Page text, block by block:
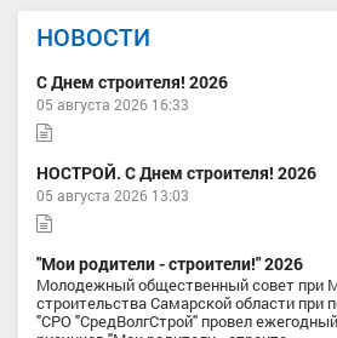
НОВОСТИ
С Днем строителя! 2026
05 августа 2026 16:33
НОСТРОЙ. С Днем строителя! 2026
05 августа 2026 13:03
"Мои родители - строители!" 2026
Молодежный общественный совет при
строительства Самарской области при
"СРО "СредВолгСтрой" провел